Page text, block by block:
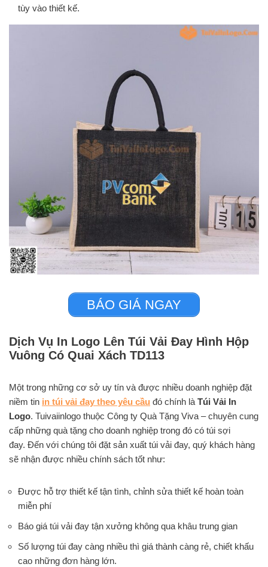
tùy vào thiết kế.
BÁO GIÁ NGAY
Dịch Vụ In Logo Lên Túi Vải Đay Hình Hộp
Vuông Có Quai Xách TD113
Một trong những cơ sở uy tín và được nhiều doanh nghiệp đặt
niềm tin in túi vải đay theo yêu cầu đó chính là Túi Vải In
Logo. Tuivaiinlogo thuộc Công ty Quà Tặng Viva – chuyên cung
cấp những quà tặng cho doanh nghiệp trong đó có túi sợi
đay. Đến với chúng tôi đặt sản xuất túi vải đay, quý khách hàng
sẽ nhận được nhiều chính sách tốt như:
Được hỗ trợ thiết kế tận tình, chỉnh sửa thiết kế hoàn toàn
miễn phí
Báo giá túi vải đay tận xưởng không qua khâu trung gian
Số lượng túi đay càng nhiều thì giá thành càng rẻ, chiết khấu
cao những đơn hàng lớn.